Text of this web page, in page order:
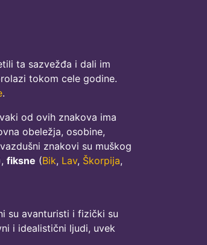
ta sazvežđa i dali im
tokom cele godine.
.
od ovih znakova ima
obeležja, osobine,
znakovi su muškog
fiksne (Bik, Lav, Škorpija,
su avanturisti i fizički su
i idealistični ljudi, uvek